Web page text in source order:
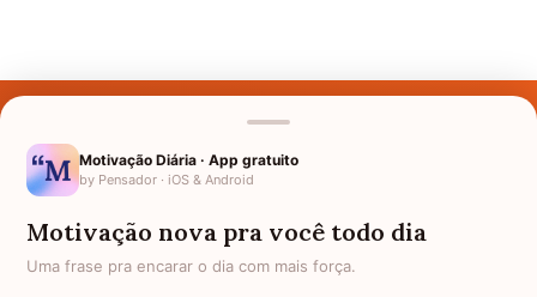
Nomes pelo Mundo
Motivação Diária · App gratuito
by Pensador · iOS & Android
Motivação nova pra você todo dia
Uma frase pra encarar o dia com mais força.